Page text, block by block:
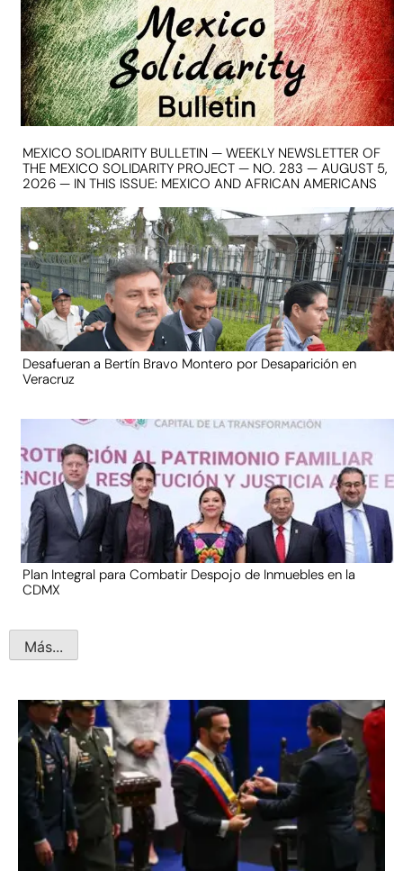
MEXICO SOLIDARITY BULLETIN — WEEKLY NEWSLETTER OF
THE MEXICO SOLIDARITY PROJECT — NO. 283 — AUGUST 5,
2026 — IN THIS ISSUE: MEXICO AND AFRICAN AMERICANS
Desafueran a Bertín Bravo Montero por Desaparición en
Veracruz
Plan Integral para Combatir Despojo de Inmuebles en la
CDMX
Más...